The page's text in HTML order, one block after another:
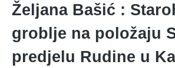
Željana Bašić :
groblje na položaju
predjelu Rudine u